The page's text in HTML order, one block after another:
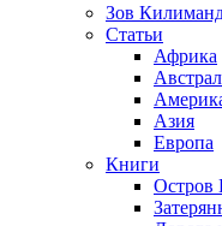
Зов
Статьи
Африка
Азия
Европа
Книги
Остров